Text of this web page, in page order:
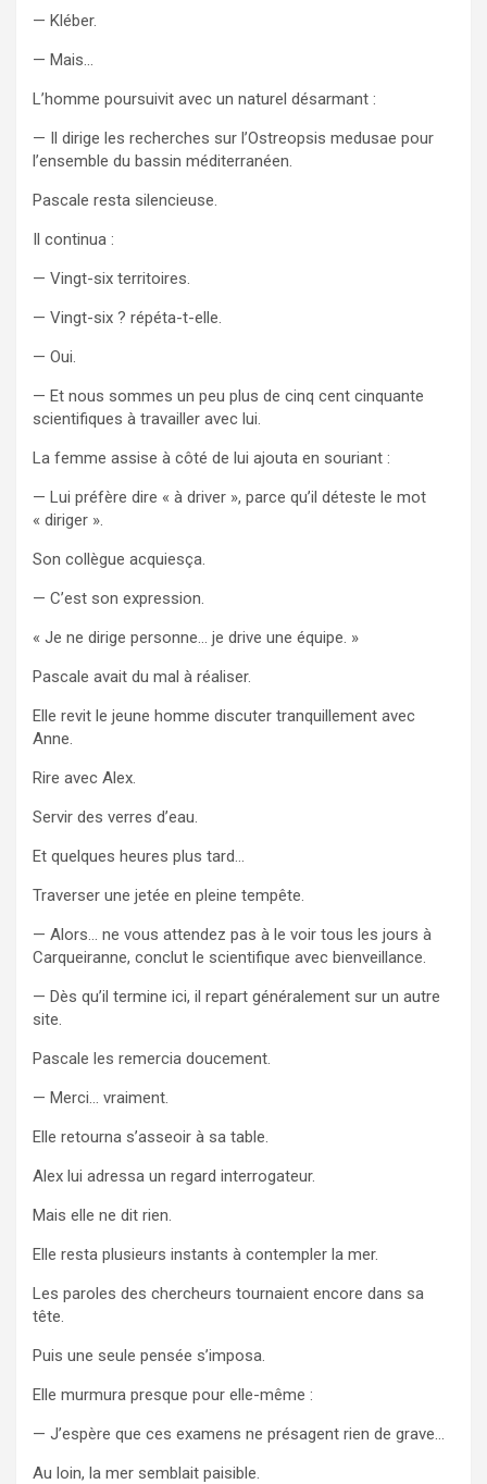
— Kléber.
— Mais…
L’homme poursuivit avec un naturel désarmant :
— Il dirige les recherches sur l’Ostreopsis medusae pour
l’ensemble du bassin méditerranéen.
Pascale resta silencieuse.
Il continua :
— Vingt-six territoires.
— Vingt-six ? répéta-t-elle.
— Oui.
— Et nous sommes un peu plus de cinq cent cinquante
scientifiques à travailler avec lui.
La femme assise à côté de lui ajouta en souriant :
— Lui préfère dire « à driver », parce qu’il déteste le mot
« diriger ».
Son collègue acquiesça.
— C’est son expression.
« Je ne dirige personne… je drive une équipe. »
Pascale avait du mal à réaliser.
Elle revit le jeune homme discuter tranquillement avec
Anne.
Rire avec Alex.
Servir des verres d’eau.
Et quelques heures plus tard…
Traverser une jetée en pleine tempête.
— Alors… ne vous attendez pas à le voir tous les jours à
Carqueiranne, conclut le scientifique avec bienveillance.
— Dès qu’il termine ici, il repart généralement sur un autre
site.
Pascale les remercia doucement.
— Merci… vraiment.
Elle retourna s’asseoir à sa table.
Alex lui adressa un regard interrogateur.
Mais elle ne dit rien.
Elle resta plusieurs instants à contempler la mer.
Les paroles des chercheurs tournaient encore dans sa
tête.
Puis une seule pensée s’imposa.
Elle murmura presque pour elle-même :
— J’espère que ces examens ne présagent rien de grave…
Au loin, la mer semblait paisible.